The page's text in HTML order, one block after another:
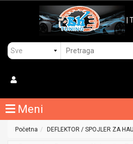
|
Meni
Početna DEFLEKTOR / SPOJLER ZA